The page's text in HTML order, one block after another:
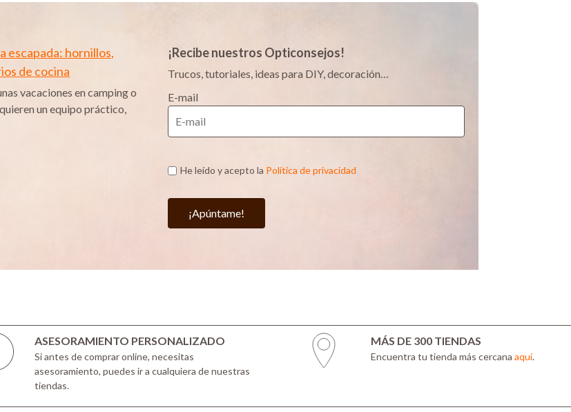
escapada: hornillos,
de cocina
vacaciones en camping o
un equipo práctico,
¡Recibe nuestros Opticonsejos!
Trucos, tutoriales, ideas para DIY, decoración…
E-mail
He leído y acepto la Política de privacidad
¡Apúntame!
ASESORAMIENTO PERSONALIZADO
Si antes de comprar online, necesitas
asesoramiento, puedes ir a cualquiera de nuestras
tiendas.
MÁS DE 300 TIENDAS
Encuentra tu tienda más cercana aquí.